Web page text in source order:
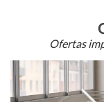
Ofertas